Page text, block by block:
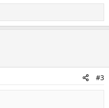
#3